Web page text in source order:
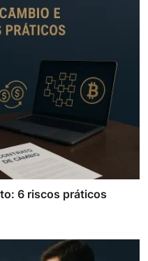
6 riscos práticos